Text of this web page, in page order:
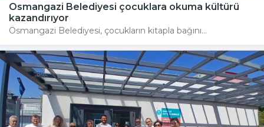
Osmangazi Belediyesi çocuklara okuma kültürü
kazandırıyor
Osmangazi Belediyesi, çocukların kitapla bağını...